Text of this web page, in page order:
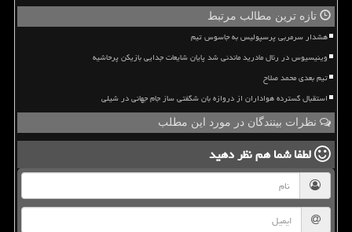
تازه ترین مطالب مرتبط
هشدار سرمربی پرسپولیس به جاسوس تیم
وینیسیوس در رئال مادرید ماندنی شد پایان شایعات جدایی بازیکن پرحاشیه
تیم بعدی محمد صلاح
استقبال گسترده هواداران از دروازه بان شگفتی ساز جام جهانی در شیلی
نظرات بینندگان در مورد این مطلب
لطفا شما همنظر دهید